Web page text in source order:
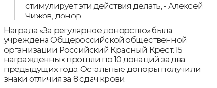
стимулирует эти действия делать, - Алексей
Чижов, донор.
Награда «За регулярное донорство» была
учреждена Общероссийской общественной
организации Российский Красный Крест. 15
награжденных прошли по 10 донаций за два
предыдущих года. Остальные доноры получили
знаки отличия за 8 сдач крови.